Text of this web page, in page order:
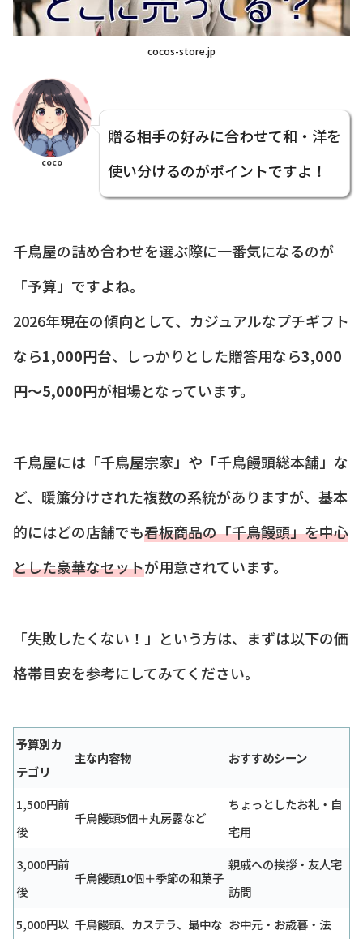
cocos-store.jp
coco
贈る相手の好みに合わせて和・洋を
使い分けるのがポイントですよ！
千鳥屋の詰め合わせを選ぶ際に一番気になるのが
「予算」ですよね。
2026年現在の傾向として、カジュアルなプチギフト
なら1,000円台、しっかりとした贈答用なら3,000
円〜5,000円が相場となっています。
千鳥屋には「千鳥屋宗家」や「千鳥饅頭総本舗」な
ど、暖簾分けされた複数の系統がありますが、基本
的にはどの店舗でも看板商品の「千鳥饅頭」を中心
とした豪華なセットが用意されています。
「失敗したくない！」という方は、まずは以下の価
格帯目安を参考にしてみてください。
予算別カ
テゴリ
主な内容物 おすすめシーン
1,500円前
後
千鳥饅頭5個＋丸房露など
ちょっとしたお礼・自
宅用
3,000円前
後
千鳥饅頭10個＋季節の和菓子
親戚への挨拶・友人宅
訪問
5,000円以 千鳥饅頭、カステラ、最中な お中元・お歳暮・法